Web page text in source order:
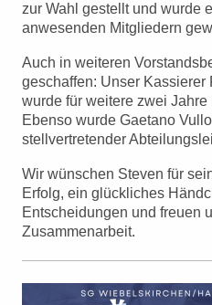
zur Wahl gestellt und wurde
anwesenden Mitgliedern
Auch in weiteren
geschaffen: Unser
wurde für weitere zwei Jahre
Ebenso wurde Gaetano
stellvertretender
Wir wünschen Steven für
Erfolg, ein glückliches
Entscheidungen und freuen
Zusammenarbeit.